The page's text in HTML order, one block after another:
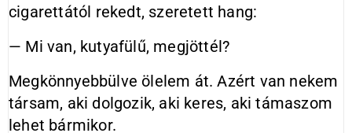
cigarettától rekedt, szeretett hang:
— Mi van, kutyafülű, megjöttél?
Megkönnyebbülve ölelem át. Azért van nekem
társam, aki dolgozik, aki keres, aki támaszom
lehet bármikor.